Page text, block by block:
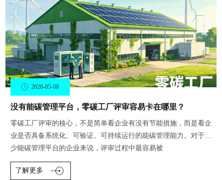
2026-05-08
没有能碳管理平台，零碳工厂评审容易卡在哪里？
零碳工厂评审的核心，不是简单看企业有没有节能措施，而是看企
业是否具备系统化、可验证、可持续运行的能碳管理能力。对于缺
少能碳管理平台的企业来说，评审过程中最容易被
了解更多